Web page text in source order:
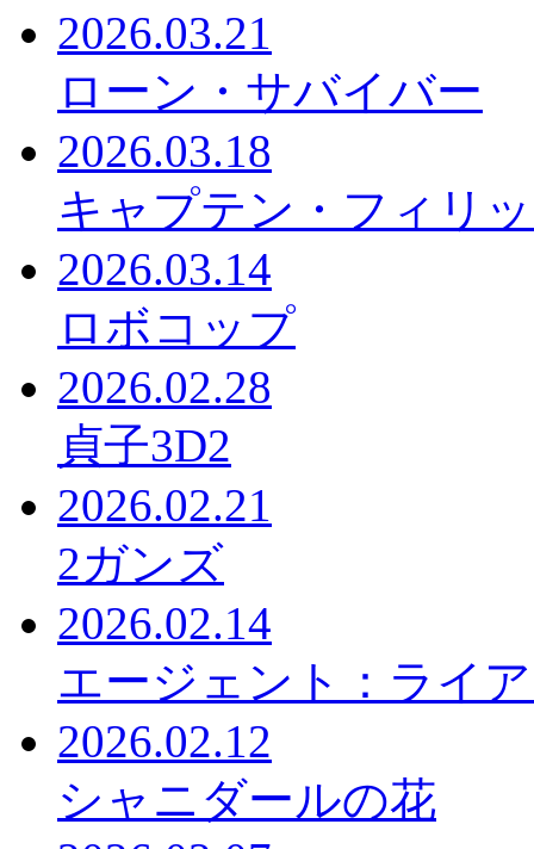
2026.03.21
ローン・サバイバー
2026.03.18
キャプテン・フィリ
2026.03.14
ロボコップ
2026.02.28
貞子3D2
2026.02.21
2ガンズ
2026.02.14
エージェント：ライ
2026.02.12
シャニダールの花